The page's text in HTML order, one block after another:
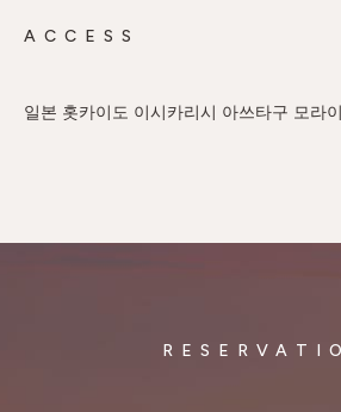
ACCESS
일본 홋카이도 이시카리시 아쓰타구 모라